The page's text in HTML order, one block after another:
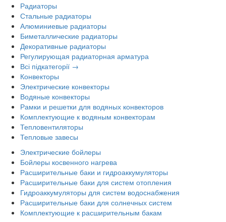
Радиаторы
Стальные радиаторы
Алюминиевые радиаторы
Биметаллические радиаторы
Декоративные радиаторы
Регулирующая радиаторная арматура
Всі підкатегорії →
Конвекторы
Электрические конвекторы
Водяные конвекторы
Рамки и решетки для водяных конвекторов
Комплектующие к водяным конвекторам
Тепловентиляторы
Тепловые завесы
Электрические бойлеры
Бойлеры косвенного нагрева
Расширительные баки и гидроаккумуляторы
Расширительные баки для систем отопления
Гидроаккумуляторы для систем водоснабжения
Расширительные баки для солнечных систем
Комплектующие к расширительным бакам